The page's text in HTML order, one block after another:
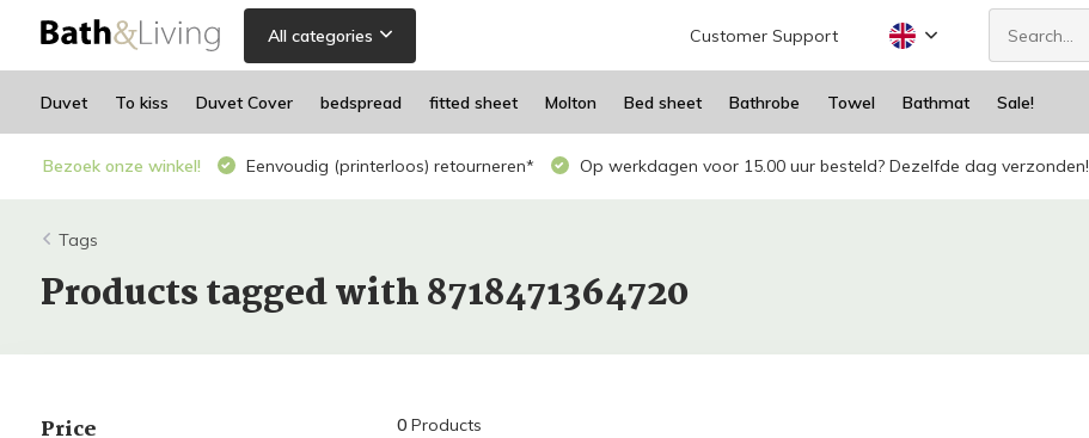
All categories Customer Support
Duvet To kiss Duvet Cover bedspread fitted sheet Molton Bed sheet Bathrobe Towel Bathmat Sale!
Bezoek onze winkel! Eenvoudig (printerloos) retourneren* Op werkdagen voor 15.00 uur besteld? Dezelfde dag verzonden!
Tags
Products tagged with 8718471364720
Price 0Products